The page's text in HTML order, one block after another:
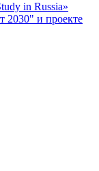
in Russia»
2030" и проекте